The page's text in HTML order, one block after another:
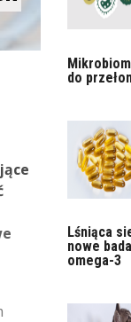
do
Lśniąca
nowe
omega-3